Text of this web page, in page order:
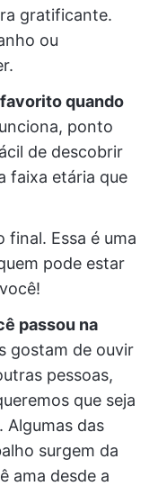
gratificante.
ou
quando
ponto
de descobrir
faixa etária que
Essa é uma
pode estar
passou na
gostam de ouvir
pessoas,
que seja
Algumas das
surgem da
ama desde a